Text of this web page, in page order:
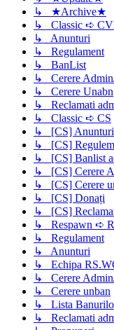
↳ ★Archive★
↳ Classic ➪
↳ Anunturi
↳ Regulament
↳ BanList
↳ Cerere
↳ Cerere Unabn
↳ Reclamati
↳ Classic ➪ CS
↳ [CS] Anunturi
↳ [CS]
↳ [CS] Banlist
↳ [CS] Cerere
↳ [CS] Cerere
↳ [CS] Donați
↳ [CS]
↳ Respawn ➪
↳ Regulament
↳ Anunturi
↳ Echipa
↳ Cerere
↳ Cerere unban
↳ Lista
↳ Reclamati